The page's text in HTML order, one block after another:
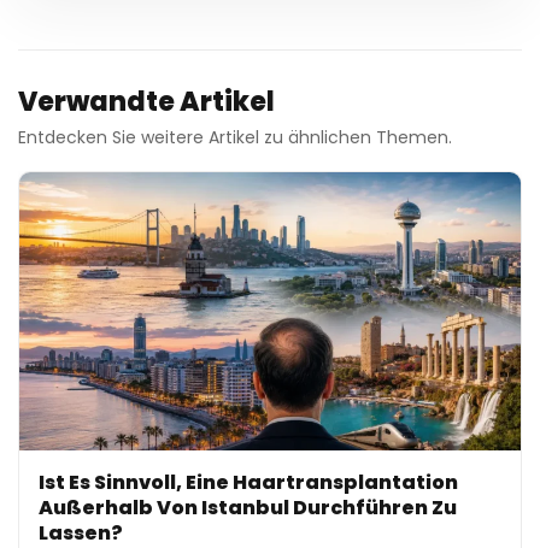
Verwandte Artikel
Entdecken Sie weitere Artikel zu ähnlichen Themen.
Ist Es Sinnvoll, Eine Haartransplantation
Außerhalb Von Istanbul Durchführen Zu
Lassen?